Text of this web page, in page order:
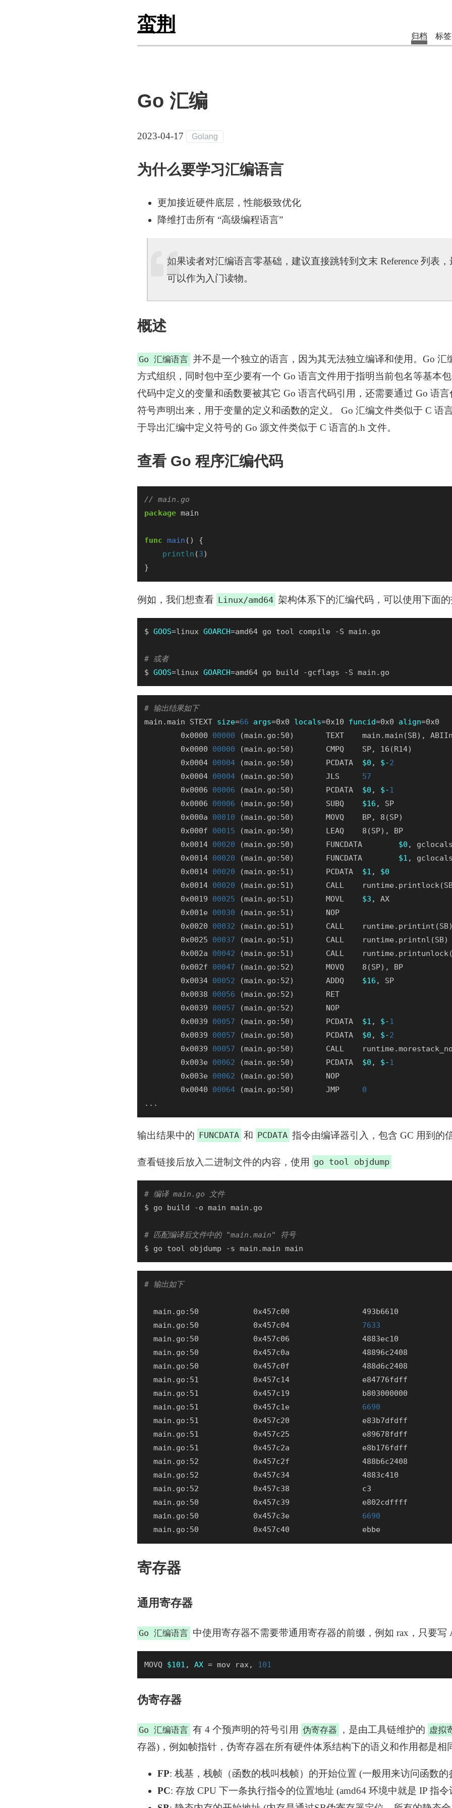
蛮荆
归档 标签
Go 汇编
2023-04-17 Golang
为什么要学习汇编语言
更加接近硬件底层，性能极致优化
降维打击所有 “高级编程语言”
如果读者对汇编语言零基础，建议直接跳转到文末 Reference 列表
可以作为入门读物。
概述
Go 汇编语言 并不是一个独立的语言，因为其无法独立编译和使用。Go 汇
方式组织，同时包中至少要有一个 Go 语言文件用于指明当前包名等基本
代码中定义的变量和函数要被其它 Go 语言代码引用，还需要通过 Go 语
符号声明出来，用于变量的定义和函数的定义。 Go 汇编文件类似于 C 语
于导出汇编中定义符号的 Go 源文件类似于 C 语言的.h 文件。
查看 Go 程序汇编代码
package
func main
println (3
例如，我们想查看 Linux/amd64 架构体系下的汇编代码，可以使用下面
$ GOOS=linux GOARCH
# 或者
$ GOOS=linux GOARCH
# 输出结果如下
main.main STEXT size=66 args=0x0 locals=0x10 funcid=0x0 align
        0x0000
00000 (main.go:50)       TEXT    main.main(SB),
        0x0000
00000
        0x0004
00004 (main.go:50)       PCDATA $0 , $-2
        0x0004
00004 (main.go:50)       JLS 57
        0x0006
00006 (main.go:50)       PCDATA $0 , $-1
        0x0006
00006 (main.go:50)       SUBQ $16
, SP
        0x000a
00010
        0x000f
00015
(main.go:50)       LEAQ    8(SP), BP
        0x0014
00020 (main.go:50)       FUNCDATA $0
        0x0014
00020 (main.go:50)       FUNCDATA $1
        0x0014
00020 (main.go:51)       PCDATA $1 , $0
        0x0014
00020
        0x0019
00025 (main.go:51)       MOVL $3
, AX
        0x001e
00030
(main.go:51)       NOP
        0x0020
00032
        0x0025
00037
        0x002a
00042
        0x002f
00047
(main.go:52)       MOVQ    8(SP), BP
        0x0034
00052 (main.go:52)       ADDQ $16
, SP
        0x0038
00056
(main.go:52)       RET
        0x0039
00057
(main.go:52)       NOP
        0x0039
00057 (main.go:50)       PCDATA $1 , $-1
        0x0039
00057 (main.go:50)       PCDATA $0 , $-2
        0x0039
00057
        0x003e
00062 (main.go:50)       PCDATA $0 , $-1
        0x003e
00062
(main.go:50)       NOP
        0x0040
00064 (main.go:50)       JMP 0
输出结果中的 FUNCDATA 和 PCDATA 指令由编译器引入，包含 GC 用到的
查看链接后放入二进制文件的内容，使用 go tool objdump
# 编译 main.go 文件
# 匹配编译后文件中的 "main.main" 符号
# 输出如下
  main.go:50            0x457c04
7633
main.go:50            0x457c06                4883ec10
main.go:51            0x457c19                b803000000
  main.go:51            0x457c1e
6690
main.go:52            0x457c34                4883c410
  main.go:50            0x457c3e
6690
寄存器
通用寄存器
Go 汇编语言 中使用寄存器不需要带通用寄存器的前缀，例如 rax，只要写
MOVQ $101 , AX = mov rax, 101
伪寄存器
Go 汇编语言 有 4 个预声明的符号引用 伪寄存器 ，是由工具链维护的 虚拟
存器)，例如帧指针，伪寄存器在所有硬件体系结构下的语义和作用都是相
FP: 栈基，栈帧（函数的栈叫栈帧）的开始位置 (一般用来访问函数的
PC: 存放 CPU 下一条执行指令的位置地址 (amd64 环境中就是 IP 指